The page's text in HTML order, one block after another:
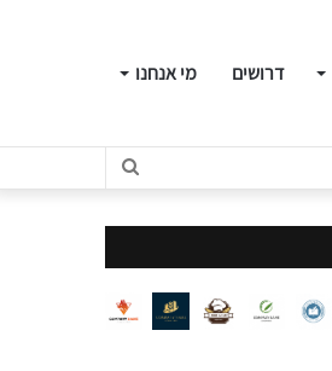
דרושים מי אנחנו
חפש